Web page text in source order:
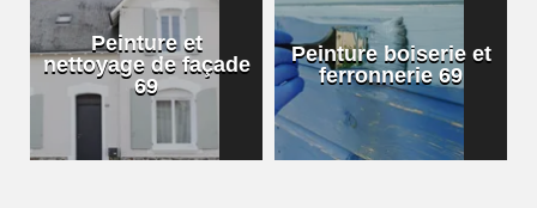
Peinture et
nettoyage de façade
69
Peinture boiserie et
ferronnerie 69